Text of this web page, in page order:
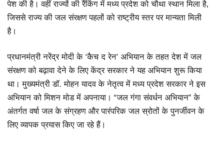
पेश की है। वहीं राज्यों की रैंकिंग में मध्य प्रदेश को चौथा स्थान मिला है,
जिससे राज्य की जल संरक्षण पहलों को राष्ट्रीय स्तर पर मान्यता मिली
है।
प्रधानमंत्री नरेंद्र मोदी के ‘कैच द रेन’ अभियान के तहत देश में जल
संरक्षण को बढ़ावा देने के लिए केंद्र सरकार ने यह अभियान शुरू किया
था। मुख्यमंत्री डॉ. मोहन यादव के नेतृत्व में मध्य प्रदेश सरकार ने इस
अभियान को मिशन मोड में अपनाया। “जल गंगा संवर्धन अभियान” के
अंतर्गत वर्षा जल के संग्रहण और पारंपरिक जल स्रोतों के पुनर्जीवन के
लिए व्यापक प्रयास किए जा रहे हैं।